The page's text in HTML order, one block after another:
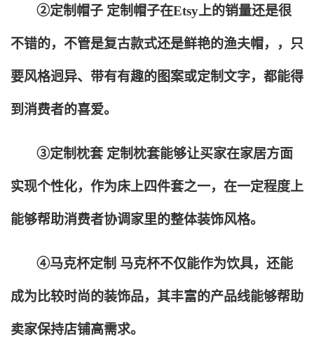
②定制帽子 定制帽子在Etsy上的销量还是很
不错的，不管是复古款式还是鲜艳的渔夫帽，，只
要风格迥异、带有有趣的图案或定制文字，都能得
到消费者的喜爱。
③定制枕套 定制枕套能够让买家在家居方面
实现个性化，作为床上四件套之一，在一定程度上
能够帮助消费者协调家里的整体装饰风格。
④马克杯定制 马克杯不仅能作为饮具，还能
成为比较时尚的装饰品，其丰富的产品线能够帮助
卖家保持店铺高需求。